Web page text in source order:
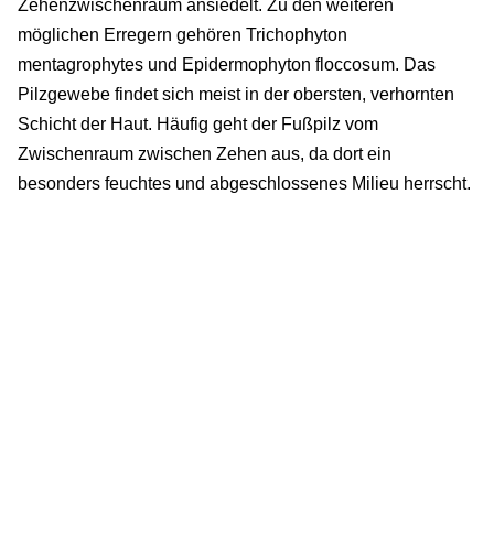
Zehenzwischenraum ansiedelt. Zu den weiteren
möglichen Erregern gehören Trichophyton
mentagrophytes und Epidermophyton floccosum. Das
Pilzgewebe findet sich meist in der obersten, verhornten
Schicht der Haut. Häufig geht der Fußpilz vom
Zwischenraum zwischen Zehen aus, da dort ein
besonders feuchtes und abgeschlossenes Milieu herrscht.